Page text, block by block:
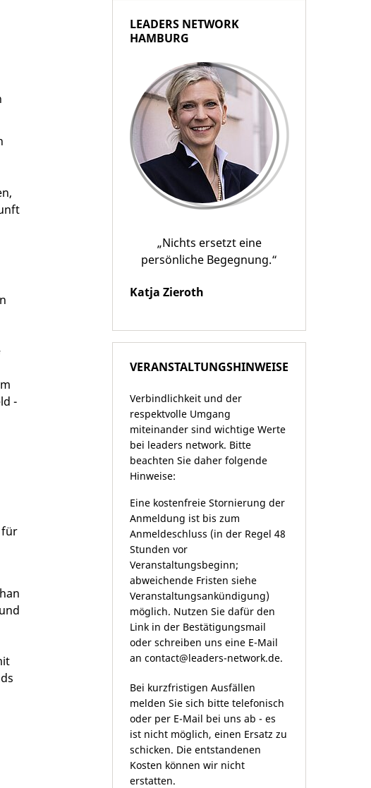
-
für
LEADERS NETWORK
HAMBURG
„Nichts ersetzt eine
persönliche Begegnung.“
Katja Zieroth
VERANSTALTUNGSHINWEISE
Verbindlichkeit und der
respektvolle Umgang
miteinander sind wichtige Werte
bei leaders network. Bitte
beachten Sie daher folgende
Hinweise:
Eine kostenfreie Stornierung der
Anmeldung ist bis zum
Anmeldeschluss (in der Regel 48
Stunden vor
Veranstaltungsbeginn;
abweichende Fristen siehe
Veranstaltungsankündigung)
möglich. Nutzen Sie dafür den
Link in der Bestätigungsmail
oder schreiben uns eine E-Mail
an contact@leaders-network.de.
Bei kurzfristigen Ausfällen
melden Sie sich bitte telefonisch
oder per E-Mail bei uns ab - es
ist nicht möglich, einen Ersatz zu
schicken. Die entstandenen
Kosten können wir nicht
erstatten.